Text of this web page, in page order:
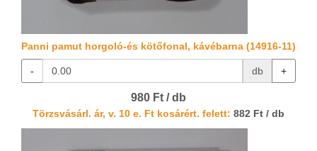
Panni pamut horgoló-és kötőfonal, kávébarna (14916-11)
- db +
980 Ft / db
Törzsvásárl. ár, v. 10 e. Ft kosárért. felett: 882 Ft / db